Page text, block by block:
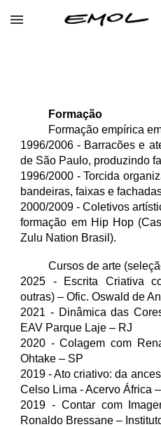
Skip to main content
Formação
Formação empírica
1996/2006 - Barracões e
de São Paulo, produzindo
1996/2000 - Torcida
bandeiras, faixas e
2000/2009 - Coletivos
formação em Hip Hop
Zulu Nation Brasil).
Cursos de arte
2025 - Escrita Criativa
outras) – Ofic. Oswald de
2021 - Dinâmica das
EAV Parque Laje – RJ
2020 - Colagem com
Ohtake – SP
2019 - Ato criativo: da
Celso Lima - Acervo África
2019 - Contar com
Ronaldo Bressane –